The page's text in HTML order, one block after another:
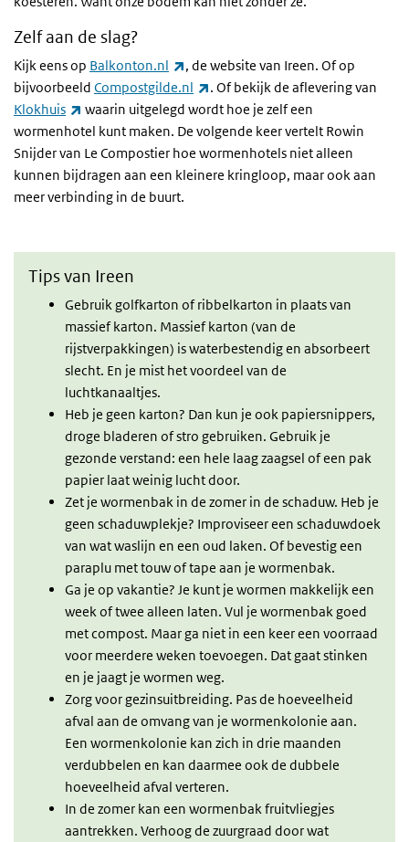
Zelf aan de slag?
Kijk eens op Balkonton.nl (externe link)
, de website van Ireen. Of op
bijvoorbeeld Compostgilde.nl (externe link)
. Of bekijk de aflevering van
Klokhuis
(externe link)
waarin uitgelegd wordt hoe je zelf een
wormenhotel kunt maken. De volgende keer vertelt Rowin
Snijder van Le Compostier hoe wormenhotels niet alleen
kunnen bijdragen aan een kleinere kringloop, maar ook aan
meer verbinding in de buurt.
Tips van Ireen
Gebruik golfkarton of ribbelkarton in plaats van
massief karton. Massief karton (van de
rijstverpakkingen) is waterbestendig en absorbeert
slecht. En je mist het voordeel van de
luchtkanaaltjes.
Heb je geen karton? Dan kun je ook papiersnippers,
droge bladeren of stro gebruiken. Gebruik je
gezonde verstand: een hele laag zaagsel of een pak
papier laat weinig lucht door.
Zet je wormenbak in de zomer in de schaduw. Heb je
geen schaduwplekje? Improviseer een schaduwdoek
van wat waslijn en een oud laken. Of bevestig een
paraplu met touw of tape aan je wormenbak.
Ga je op vakantie? Je kunt je wormen makkelijk een
week of twee alleen laten. Vul je wormenbak goed
met compost. Maar ga niet in een keer een voorraad
voor meerdere weken toevoegen. Dat gaat stinken
en je jaagt je wormen weg.
Zorg voor gezinsuitbreiding. Pas de hoeveelheid
afval aan de omvang van je wormenkolonie aan.
Een wormenkolonie kan zich in drie maanden
verdubbelen en kan daarmee ook de dubbele
hoeveelheid afval verteren.
In de zomer kan een wormenbak fruitvliegjes
aantrekken. Verhoog de zuurgraad door wat